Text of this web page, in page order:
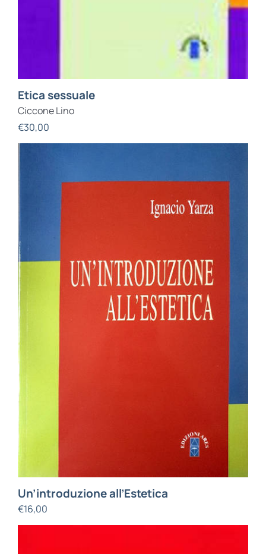
Etica sessuale
Ciccone Lino
€30,00
Un’introduzione all’Estetica
€16,00